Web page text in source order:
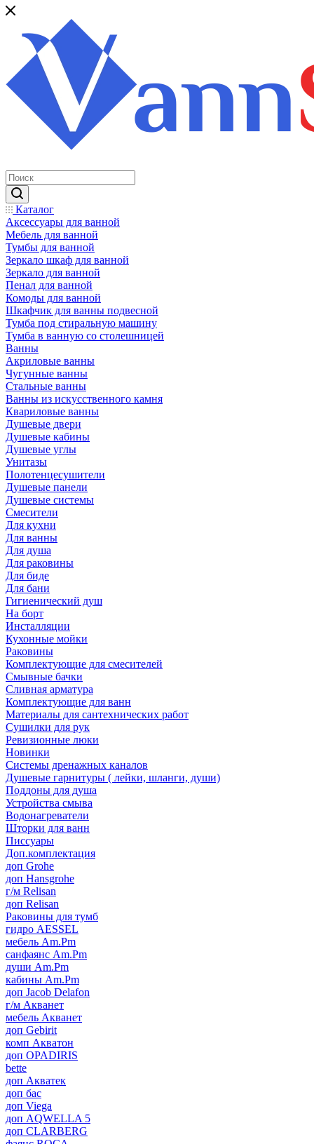
Каталог
Аксессуары для ванной
Мебель для ванной
Тумбы для ванной
Зеркало шкаф для ванной
Зеркало для ванной
Пенал для ванной
Комоды для ванной
Шкафчик для ванны подвесной
Тумба под стиральную машину
Тумба в ванную со столешницей
Ванны
Акриловые ванны
Чугунные ванны
Стальные ванны
Ванны из искусственного камня
Квариловые ванны
Душевые двери
Душевые кабины
Душевые углы
Унитазы
Полотенцесушители
Душевые панели
Душевые системы
Смесители
Для кухни
Для ванны
Для душа
Для раковины
Для биде
Для бани
Гигиенический душ
На борт
Инсталляции
Кухонные мойки
Раковины
Комплектующие для смесителей
Смывные бачки
Сливная арматура
Комплектующие для ванн
Материалы для сантехнических работ
Сушилки для рук
Ревизионные люки
Новинки
Системы дренажных каналов
Душевые гарнитуры ( лейки, шланги, души)
Поддоны для душа
Устройства смыва
Водонагреватели
Шторки для ванн
Писсуары
Доп.комплектация
доп Grohe
доп Hansgrohe
г/м Relisan
доп Relisan
Раковины для тумб
гидро AESSEL
мебель Am.Pm
санфаянс Am.Pm
души Am.Pm
кабины Am.Pm
доп Jacob Delafon
г/м Акванет
мебель Акванет
доп Gebirit
комп Акватон
доп OPADIRIS
bette
доп Акватек
доп бас
доп Viega
доп AQWELLA 5
доп CLARBERG